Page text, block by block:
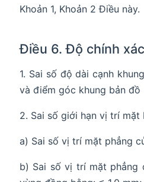
Khoản 1, Khoản 2 Điều này.
Điều 6. Độ chính
1. Sai số độ dài cạnh
và điểm góc khung bản
2. Sai số giới hạn vị trí mặt
a) Sai số vị trí mặt phẳng
b) Sai số vị trí mặt